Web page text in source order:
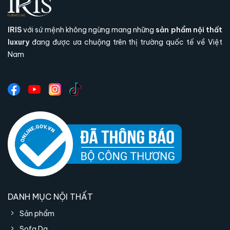
phẩm vừa giàu tính thẩm mỹ vừa tối ưu trải
sang trọng.
sang trọng, tinh tế và giàu giá trị
thẩm mỹ cho không gian phòng
Tựa lưng bọc da mềm mại:Các nếp gấp tự
nhiên giúp ghế trông thanh thoát, mang ý
nghĩa ôm lưng và cảm giác ngồi dễ chịu.
Tay vịn tạo hình độc đáo
liên tưởng đến cổ áo sơ mi, mang nét
phóng khoáng, thanh lịch và khác biệt so
với các mẫu ghế ăn thông thường.
IRISvới sứ mệnh không ngừng mang những sản phẩm nội thất
luxuryđang được ưa chuộng trên thị trường quốc tế về Việt
Nam
DANH MỤC NỘI THẤT
Sản phẩm